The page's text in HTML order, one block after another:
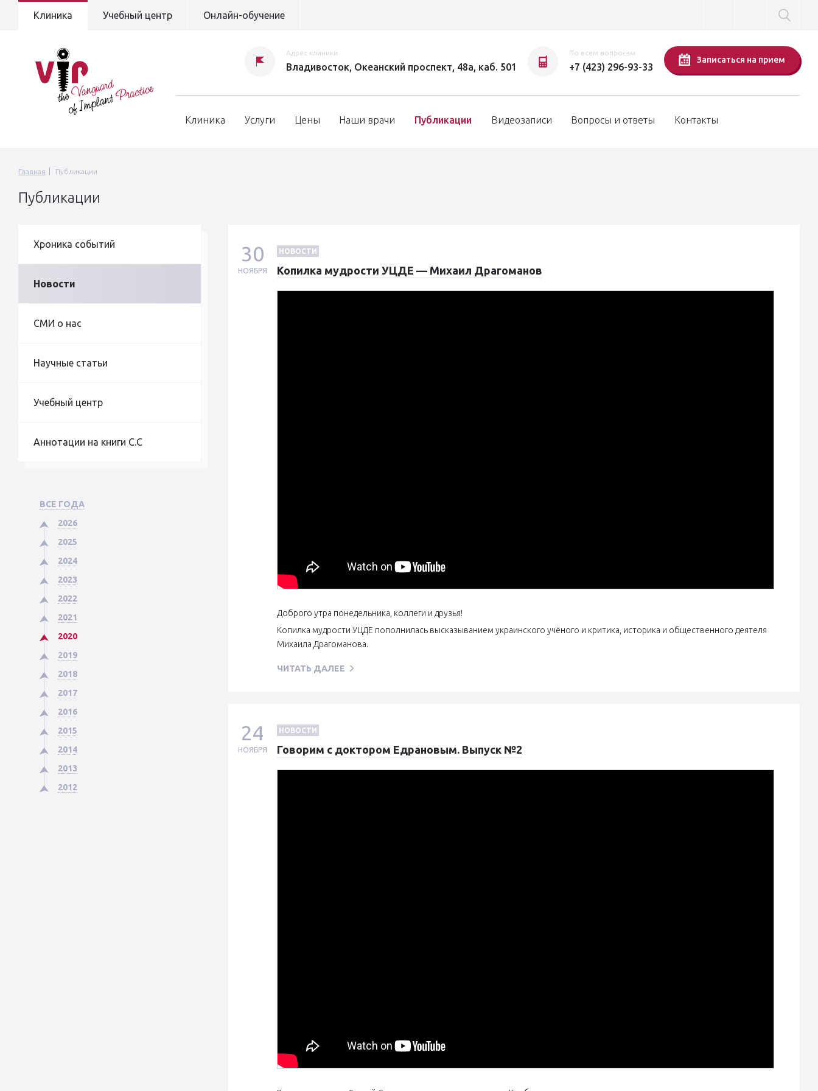
Клиника Учебный центр Онлайн-обучение
Адрес клиники
Владивосток, Океанский проспект, 48а, каб. 501
По всем вопросам
+7 (423) 296-93-33
Записаться на прием
Клиника Услуги Цены Наши врачи Публикации Видеозаписи Вопросы и ответы Контакты
Главная Публикации
Публикации
Хроника событий
Новости
СМИ о нас
Научные статьи
Учебный центр
Аннотации на книги С.С
ВСЕ ГОДА
2026
2025
2024
2023
2022
2021
2020
2019
2018
2017
2016
2015
2014
2013
2012
30
НОЯБРЯ
НОВОСТИ
Копилка мудрости УЦДЕ — Михаил Драгоманов
Доброго утра понедельника, коллеги и друзья!
Копилка мудрости УЦДЕ пополнилась высказыванием украинского учёного и критика, историка и общественного деятеля
Михаила Драгоманова.
ЧИТАТЬ ДАЛЕЕ
24
НОЯБРЯ
НОВОСТИ
Говорим с доктором Едрановым. Выпуск №2